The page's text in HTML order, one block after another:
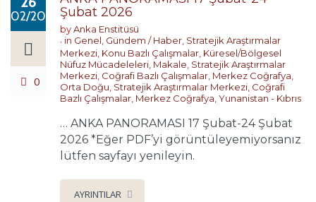
02/2026
0
Şubat 2026
byAnka Enstitüsü
in Genel, Gündem / Haber, Stratejik Araştırmalar
Merkezi, Konu Bazlı Çalışmalar, Küresel/Bölgesel
Nüfuz Mücadeleleri, Makale, Stratejik Araştırmalar
Merkezi, Coğrafi Bazlı Çalışmalar, Merkez Coğrafya,
Orta Doğu, Stratejik Araştırmalar Merkezi, Coğrafi
Bazlı Çalışmalar, Merkez Coğrafya,Yunanistan - Kıbrıs
… ANKA PANORAMASI 17 Şubat-24 Şubat
2026 *Eğer PDF’yi görüntüleyemiyorsanız
lütfen sayfayı yenileyin.
AYRINTILAR